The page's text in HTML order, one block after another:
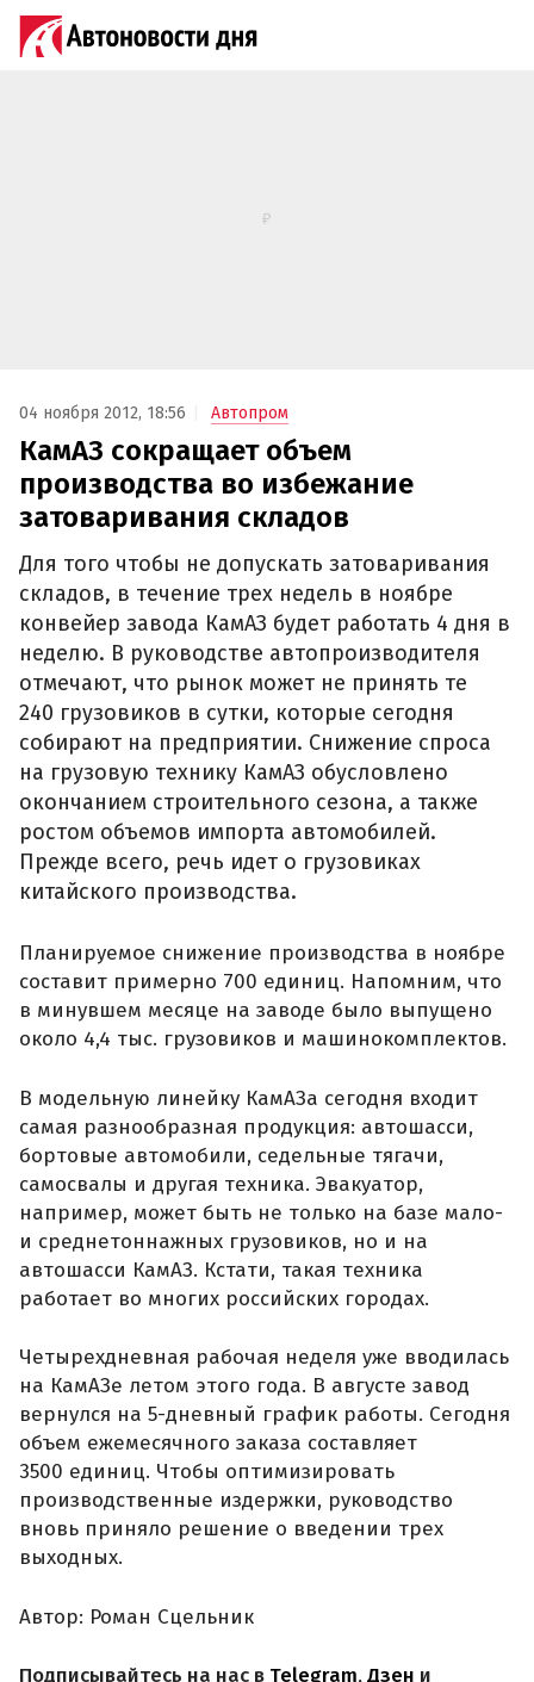
04 ноября 2012, 18:56 Автопром
КамАЗ сокращает объем
производства во избежание
затоваривания складов
Для того чтобы не допускать затоваривания
складов, в течение трех недель в ноябре
конвейер завода КамАЗ будет работать 4 дня в
неделю. В руководстве автопроизводителя
отмечают, что рынок может не принять те
240 грузовиков в сутки, которые сегодня
собирают на предприятии. Снижение спроса
на грузовую технику КамАЗ обусловлено
окончанием строительного сезона, а также
ростом объемов импорта автомобилей.
Прежде всего, речь идет о грузовиках
китайского производства.
Планируемое снижение производства в ноябре
составит примерно 700 единиц. Напомним, что
в минувшем месяце на заводе было выпущено
около 4,4 тыс. грузовиков и машинокомплектов.
В модельную линейку КамАЗа сегодня входит
самая разнообразная продукция: автошасси,
бортовые автомобили, седельные тягачи,
самосвалы и другая техника. Эвакуатор,
например, может быть не только на базе мало-
и среднетоннажных грузовиков, но и на
автошасси КамАЗ. Кстати, такая техника
работает во многих российских городах.
Четырехдневная рабочая неделя уже вводилась
на КамАЗе летом этого года. В августе завод
вернулся на 5-дневный график работы. Сегодня
объем ежемесячного заказа составляет
3500 единиц. Чтобы оптимизировать
производственные издержки, руководство
вновь приняло решение о введении трех
выходных.
Автор: Роман Сцельник
Подписывайтесь на нас в Telegram,Дзен и